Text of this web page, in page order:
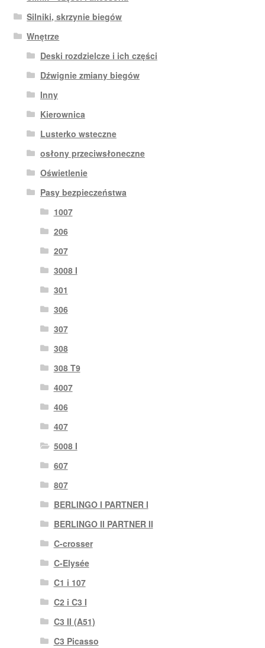
Silniki, skrzynie biegów
Wnętrze
Deski rozdzielcze i ich części
Dźwignie zmiany biegów
Inny
Kierownica
Lusterko wsteczne
osłony przeciwsłoneczne
Oświetlenie
Pasy bezpieczeństwa
1007
206
207
3008 I
301
306
307
308
308 T9
4007
406
407
5008 I
607
807
BERLINGO I PARTNER I
BERLINGO II PARTNER II
C-crosser
C-Elysée
C1 i 107
C2 i C3 I
C3 II (A51)
C3 Picasso